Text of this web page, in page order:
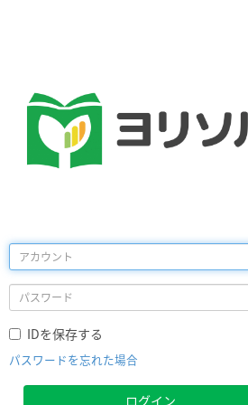
IDを保存する
パスワードを忘れた場合
ログイン